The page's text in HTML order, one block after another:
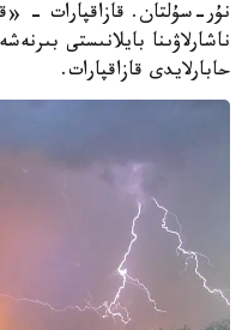
نۇر-سۇلتان. قازاقپارات -
ناشارلاۋىنا بايلانىستى
حابارلايدى قازاقپارات.